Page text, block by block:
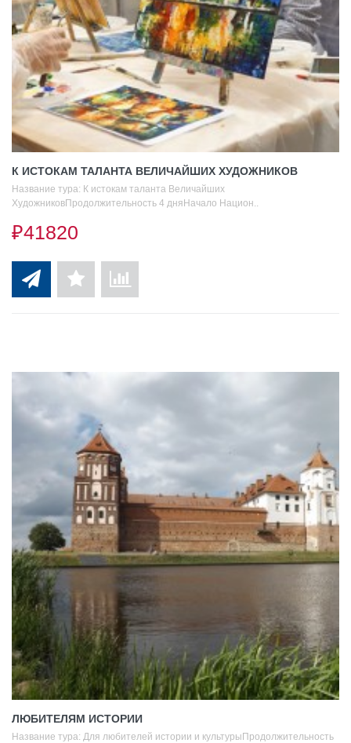
К ИСТОКАМ ТАЛАНТА ВЕЛИЧАЙШИХ ХУДОЖНИКОВ
Название тура: К истокам таланта Величайших
ХудожниковПродолжительность 4 дняНачало Национ..
₽41820
ЛЮБИТЕЛЯМ ИСТОРИИ
Название тура: Для любителей истории и культурыПродолжительность